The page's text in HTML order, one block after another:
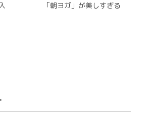
「朝ヨガ」が美しすぎる